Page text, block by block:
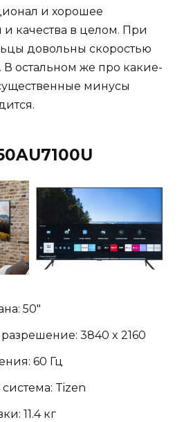
и хорошее
качества в целом. При
довольны скоростью
В остальном же про какие-
минусы
50″
3840 x 2160
60 Гц
Tizen
11.4 кг